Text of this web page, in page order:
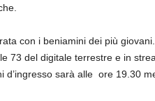
con i beniamini dei più
73 del digitale terrestre e in
d’ingresso sarà alle ore 19.30